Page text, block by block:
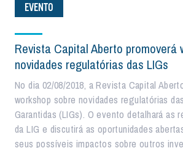
EVENTO
Revista Capital Aberto promoverá
novidades regulatórias das LIGs
No dia 02/08/2018, a Revista Capital
workshop sobre novidades regulatórias
Garantidas (LIGs). O evento detalhará as
da LIG e discutirá as oportunidades
seus possíveis impactos sobre outros